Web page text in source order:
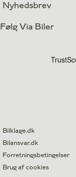
Nyhedsbrev
Følg Via Biler
Bilklage.dk
Bilansvar.dk
Forretningsbetingelser
Brug af cookies